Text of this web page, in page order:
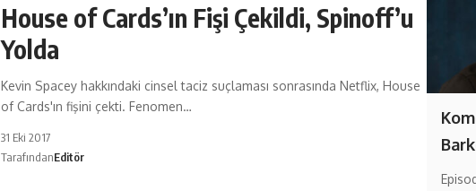
House of Cards’ın Fişi Çekildi, Spinoff’u
Yolda
Kevin Spacey hakkındaki cinsel taciz suçlaması sonrasında Netflix, House
of Cards'ın fişini çekti. Fenomen…
31 Eki 2017
TarafındanEditör